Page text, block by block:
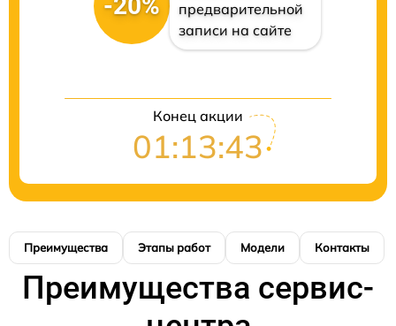
предварительной
записи на сайте
Конец акции
01:13:42
Преимущества Этапы работ Модели Контакты
Преимущества сервис-